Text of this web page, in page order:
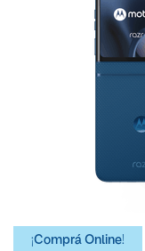
¡Comprá Online!